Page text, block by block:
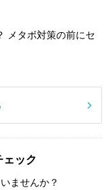
メタボ対策の前にセ
ック
ませんか？